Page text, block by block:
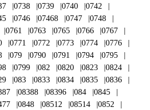
0738 0739 0740
0742
0746 07468 0747
0748
0761 0763 0765 0766
0767
0771 0772 0773 0774
0776
079 0790 0791 0794
0795
0799 082 0820 0823
0824
083 0833 0834 0835
0836
08388 08396 084
0845
0848 08512 08514
0852